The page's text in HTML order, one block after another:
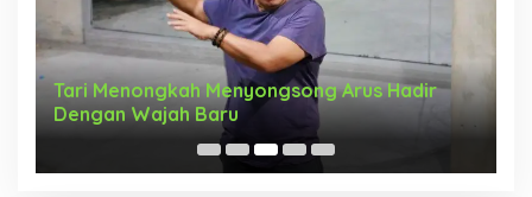
Tari Menongkah Menyongsong Arus Hadir
Dengan Wajah Baru